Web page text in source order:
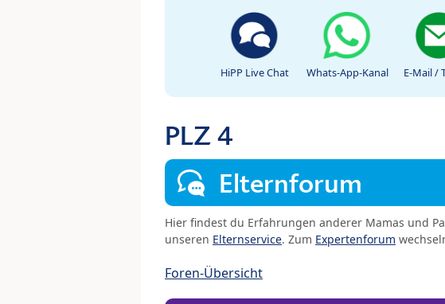
HiPP Live Chat Whats-App-Kanal E-Mail /
PLZ 4
Elternforum
Hier findest du Erfahrungen anderer Mamas und
unseren Elternservice. Zum Expertenforum
Foren-Übersicht